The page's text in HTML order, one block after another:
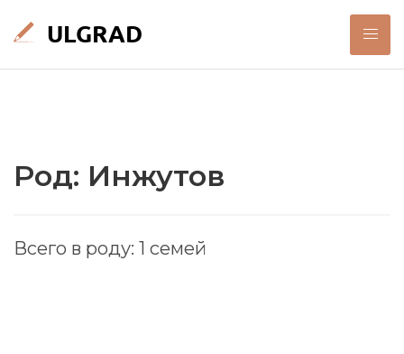
Род: Инжутов
Всего в роду: 1 семей